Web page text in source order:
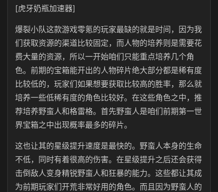
[虎牙奶瓶加速器]
爆裂小队这款游戏零氪的玩家最缺的就是时间，因为我
们获取资源的渠道比较固定，而人物的培养则是需要花
费大量的资源，所以一开始咱们只能重点培养几个角
色。前期的宝箱能开出的人物碎片绝大部分都是稀有度
比较低的，玩家们如果想要获取比较高的胜率，那么就
培养一些低稀有度的角色比较好。在这些角色之中，推
荐培养野蛮人和格雷格。首先野蛮人是咱们前期第一世
界宝箱之中出现概率最多的碎片。
这也让其的星级提升速度是最快的。野蛮人本身的生命
不低，同时有着很高的伤害。在星级提升之后还会获得
击倒敌人变身精锐野蛮人和狂暴的能力。这些都让其成
为前期玩家们开荒非常好用的角色。而且因为野蛮人的